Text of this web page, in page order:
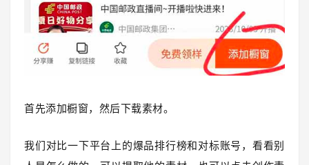
首先添加橱窗，然后下载素材。
我们对比一下平台上的爆品排行榜和对标账号，看看别